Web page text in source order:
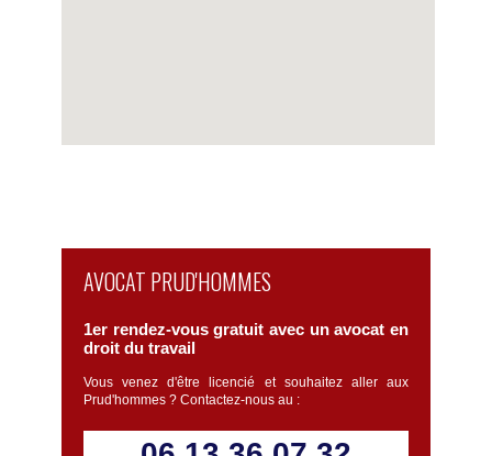
AVOCAT PRUD'HOMMES
1er rendez-vous gratuit avec un avocat en
droit du travail
Vous venez d'être licencié et souhaitez aller aux
Prud'hommes ? Contactez-nous au :